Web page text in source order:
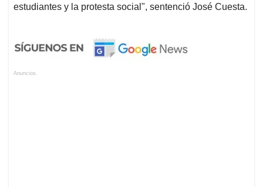
estudiantes y la protesta social", sentenció José Cuesta.
Anuncios.